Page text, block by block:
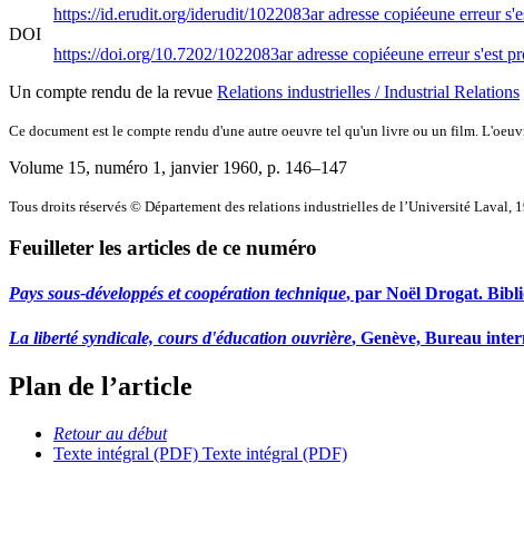
https://id.erudit.org/iderudit/1022083aradresse copiéeune erreur
DOI
https://doi.org/10.7202/1022083aradresse copiéeune erreur s'est
Un compte rendu de la revue Relations industrielles / Industrial Relations
Ce document est le compte rendu d'une autre oeuvre tel qu'un livre ou un film.
Volume 15, numéro 1, janvier 1960, p. 146–147
Tous droits réservés © Département des relations industrielles de l’Université Laval,
Feuilleter les articles de ce numéro
Pays sous-développés et coopération technique, par Noël Drogat.
La liberté syndicale, cours d'éducation ouvrière, Genève, Bureau
Plan de l’article
Retour au début
Texte intégral (PDF) Texte intégral (PDF)